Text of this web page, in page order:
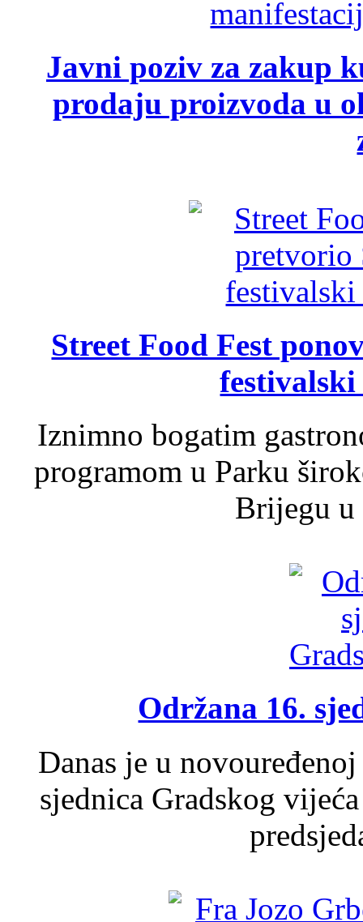
Javni poziv za zakup
prodaju proizvoda u
Street Food Fest
Iznimno bogatim
programom u Parku
Brijegu u
Održana 16.
Danas je u
sjednica Gradskog